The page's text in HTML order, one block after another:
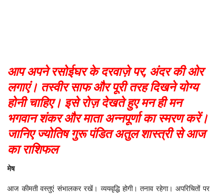
आप अपने रसोईघर के दरवाज़े पर, अंदर की ओर
लगाएं। तस्वीर साफ और पूरी तरह दिखने योग्य
होनी चाहिए। इसे रोज़ देखते हुए मन ही मन
भगवान शंकर और माता अन्नपूर्णा का स्मरण करें।
जानिए ज्योतिष गुरू पंडित अतुल शास्त्री से आज
का राशिफल
मेष
आज कीमती वस्तुएं संभालकर रखें। व्ययवृद्धि होगी। तनाव रहेगा। अपरिचितों पर